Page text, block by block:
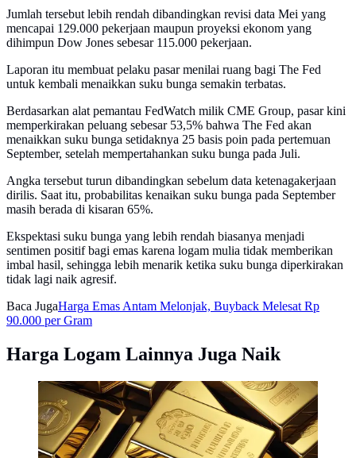
Jumlah tersebut lebih rendah dibandingkan revisi data Mei yang
mencapai 129.000 pekerjaan maupun proyeksi ekonom yang
dihimpun Dow Jones sebesar 115.000 pekerjaan.
Laporan itu membuat pelaku pasar menilai ruang bagi The Fed
untuk kembali menaikkan suku bunga semakin terbatas.
Berdasarkan alat pemantau FedWatch milik CME Group, pasar kini
memperkirakan peluang sebesar 53,5% bahwa The Fed akan
menaikkan suku bunga setidaknya 25 basis poin pada pertemuan
September, setelah mempertahankan suku bunga pada Juli.
Angka tersebut turun dibandingkan sebelum data ketenagakerjaan
dirilis. Saat itu, probabilitas kenaikan suku bunga pada September
masih berada di kisaran 65%.
Ekspektasi suku bunga yang lebih rendah biasanya menjadi
sentimen positif bagi emas karena logam mulia tidak memberikan
imbal hasil, sehingga lebih menarik ketika suku bunga diperkirakan
tidak lagi naik agresif.
Baca JugaHarga Emas Antam Melonjak, Buyback Melesat Rp
90.000 per Gram
Harga Logam Lainnya Juga Naik